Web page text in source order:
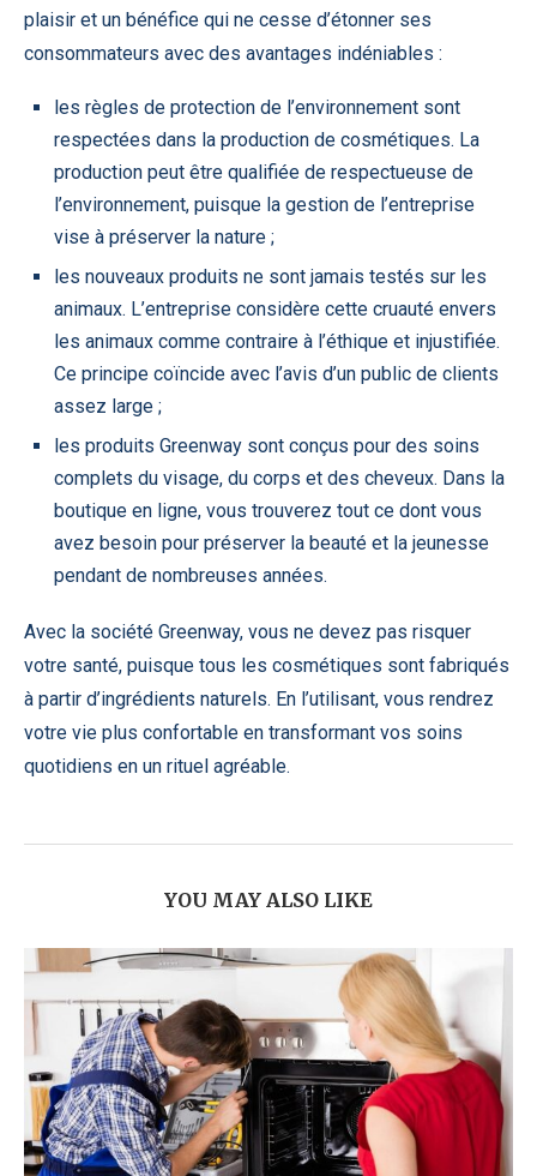
plaisir et un bénéfice qui ne cesse d’étonner ses
consommateurs avec des avantages indéniables :
les règles de protection de l’environnement sont
respectées dans la production de cosmétiques. La
production peut être qualifiée de respectueuse de
l’environnement, puisque la gestion de l’entreprise
vise à préserver la nature ;
les nouveaux produits ne sont jamais testés sur les
animaux. L’entreprise considère cette cruauté envers
les animaux comme contraire à l’éthique et injustifiée.
Ce principe coïncide avec l’avis d’un public de clients
assez large ;
les produits Greenway sont conçus pour des soins
complets du visage, du corps et des cheveux. Dans la
boutique en ligne, vous trouverez tout ce dont vous
avez besoin pour préserver la beauté et la jeunesse
pendant de nombreuses années.
Avec la société Greenway, vous ne devez pas risquer
votre santé, puisque tous les cosmétiques sont fabriqués
à partir d’ingrédients naturels. En l’utilisant, vous rendrez
votre vie plus confortable en transformant vos soins
quotidiens en un rituel agréable.
YOU MAY ALSO LIKE